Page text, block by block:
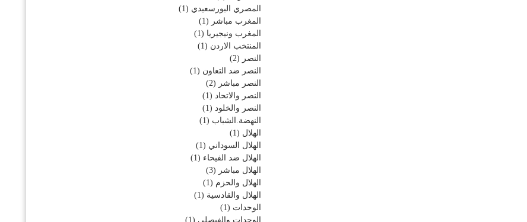
المصري البورسعيدي (1)
المغرب مباشر (1)
المغرب ونيجيريا (1)
المنتخب الاردن (1)
النصر (2)
النصر ضد التعاون (1)
النصر مباشر (2)
النصر والاتحاد (1)
النصر والخلود (1)
النهضة.الشباب (1)
الهلال (1)
الهلال السوداني (1)
الهلال ضد الفيحاء (1)
الهلال مباشر (3)
الهلال والحزم (1)
الهلال والقادسية (1)
الوحدات (1)
الوحدات والفيصلي (1)